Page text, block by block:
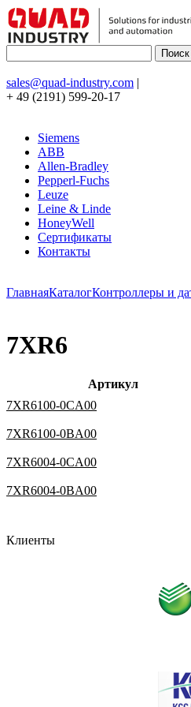
sales@quad-industry.com |
+ 49 (2191) 599-20-17
Siemens
ABB
Allen-Bradley
Pepperl-Fuchs
Leuze
Leine & Linde
HoneyWell
Сертификаты
Контакты
ГлавнаяКаталогКонтроллеры и
7XR6
Артикул
7XR6100-0CA00
7XR6100-0BA00
7XR6004-0CA00
7XR6004-0BA00
Клиенты